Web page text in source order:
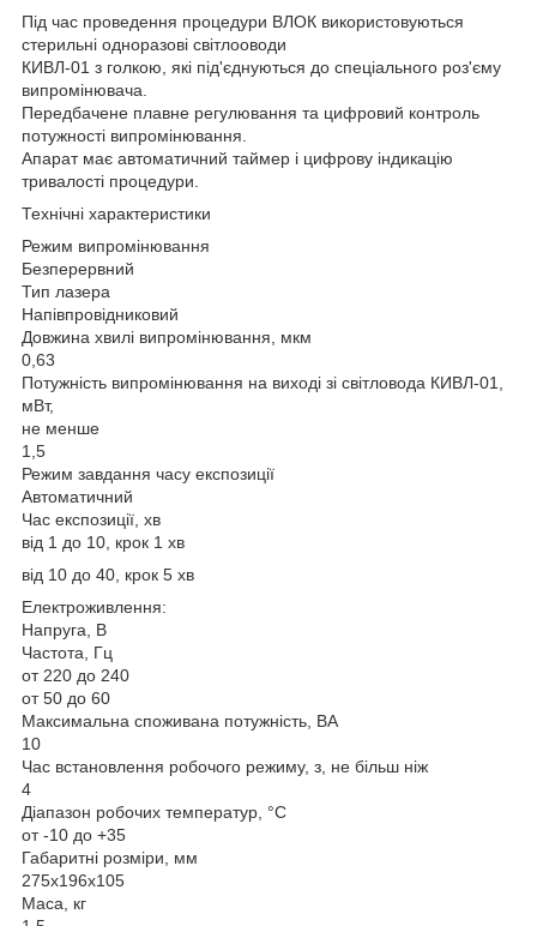
Під час проведення процедури ВЛОК використовуються
стерильні одноразові світлооводи
КИВЛ-01 з голкою, які під'єднуються до спеціального роз'єму
випромінювача.
Передбачене плавне регулювання та цифровий контроль
потужності випромінювання.
Апарат має автоматичний таймер і цифрову індикацію
тривалості процедури.
Технічні характеристики
Режим випромінювання
Безперервний
Тип лазера
Напівпровідниковий
Довжина хвилі випромінювання, мкм
0,63
Потужність випромінювання на виході зі світловода КИВЛ-01,
мВт,
не менше
1,5
Режим завдання часу експозиції
Автоматичний
Час експозиції, хв
від 1 до 10, крок 1 хв
від 10 до 40, крок 5 хв
Електроживлення:
Напруга, В
Частота, Гц
от 220 до 240
от 50 до 60
Максимальна споживана потужність, ВА
10
Час встановлення робочого режиму, з, не більш ніж
4
Діапазон робочих температур, °C
от -10 до +35
Габаритні розміри, мм
275х196х105
Маса, кг